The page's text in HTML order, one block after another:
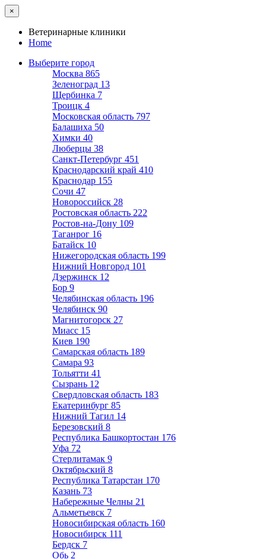
×
Ветеринарные клиники
Home
Выберите город
Москва 865
Зеленоград 13
Щербинка 7
Троицк 4
Московская область 797
Балашиха 50
Химки 40
Люберцы 38
Санкт-Петербург 451
Краснодарский край 410
Краснодар 155
Сочи 47
Новороссийск 28
Ростовская область 222
Ростов-на-Дону 109
Таганрог 16
Батайск 10
Нижегородская область 199
Нижний Новгород 101
Дзержинск 12
Бор 9
Челябинская область 196
Челябинск 90
Магнитогорск 27
Миасс 15
Киев 190
Самарская область 189
Самара 93
Тольятти 41
Сызрань 12
Свердловская область 183
Екатеринбург 85
Нижний Тагил 14
Березовский 8
Республика Башкортостан 176
Уфа 72
Стерлитамак 9
Октябрьский 8
Республика Татарстан 170
Казань 73
Набережные Челны 21
Альметьевск 7
Новосибирская область 160
Новосибирск 111
Бердск 7
Обь 2